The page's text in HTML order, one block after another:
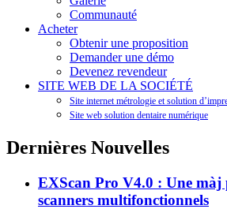
Communauté
Acheter
Obtenir une proposition
Demander une démo
Devenez revendeur
SITE WEB DE LA SOCIÉTÉ
Site internet métrologie et solution
Site web solution dentaire numérique
Dernières Nouvelles
EXScan Pro V4.0 : Une màj
scanners multifonctionnels